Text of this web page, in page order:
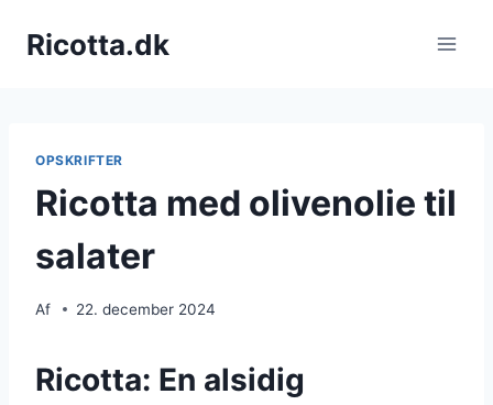
Ricotta.dk
OPSKRIFTER
Ricotta med olivenolie til
salater
Af 22. december 2024
Ricotta: En alsidig